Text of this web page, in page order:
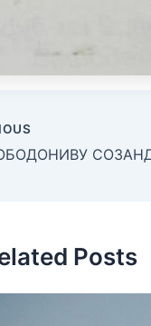
Posts